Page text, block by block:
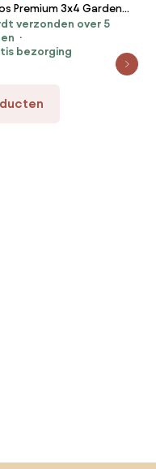
Premium 3x4 Garden
vrijstaande terraspergola
en wit
verzonden over 5
bezorging